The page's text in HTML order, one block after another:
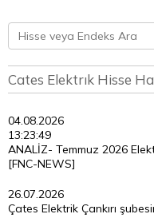
Cates Elektrık Hisse
04.08.2026
13:23:49
ANALİZ- Temmuz 2026
[FNC-NEWS]
26.07.2026
Çates Elektrik Çankırı